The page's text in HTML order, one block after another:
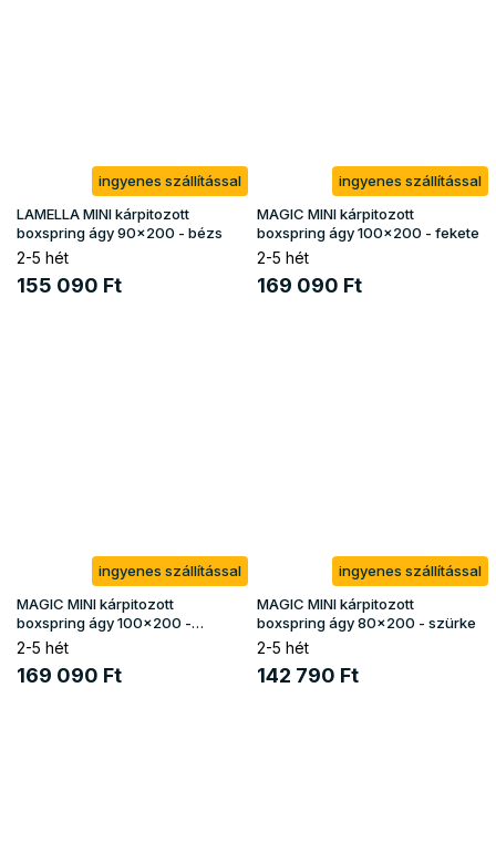
ingyenes szállítással
LAMELLA MINI kárpitozott
boxspring ágy 90x200 - bézs
2-5 hét
155 090 Ft
ingyenes szállítással
MAGIC MINI kárpitozott
boxspring ágy 100x200 - fekete
2-5 hét
169 090 Ft
ingyenes szállítással
MAGIC MINI kárpitozott
boxspring ágy 100x200 -
krémszínű
2-5 hét
169 090 Ft
ingyenes szállítással
MAGIC MINI kárpitozott
boxspring ágy 80x200 - szürke
2-5 hét
142 790 Ft